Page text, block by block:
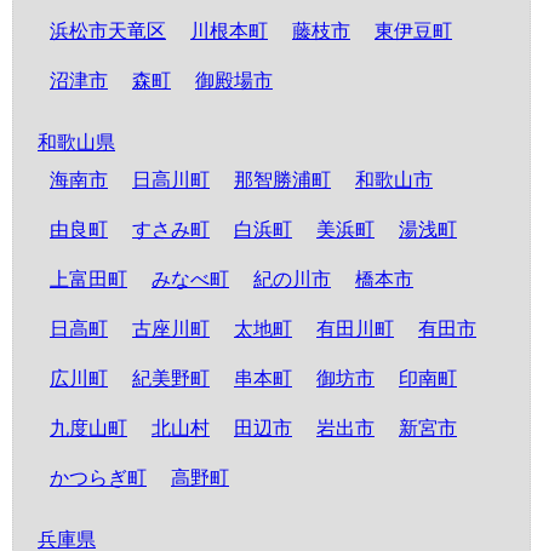
浜松市天竜区 川根本町 藤枝市 東伊豆町
沼津市 森町 御殿場市
和歌山県
海南市
日高川町 那智勝浦町 和歌山市
由良町 すさみ町 白浜町 美浜町 湯浅町
上富田町 みなべ町 紀の川市 橋本市
日高町 古座川町 太地町 有田川町 有田市
広川町 紀美野町 串本町 御坊市 印南町
九度山町 北山村 田辺市 岩出市 新宮市
かつらぎ町 高野町
兵庫県